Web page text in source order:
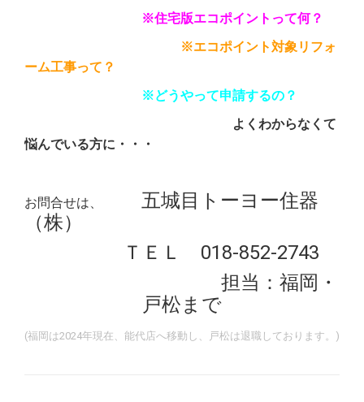
※住宅版エコポイントって何？
※エコポイント対象リフォ
ーム工事って？
※どうやって申請するの？
よくわからなくて
悩んでいる方に・・・
お問合せは、 五城目トーヨー住器
（株）
ＴＥＬ 018-852-2743
担当：福岡・
戸松まで
(福岡は2024年現在、能代店へ移動し、戸松は退職しております。)